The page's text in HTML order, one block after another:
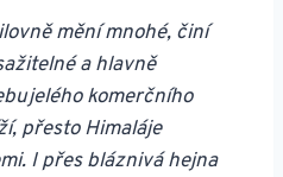
mění mnohé, činí
a hlavně
komerčního
přesto Himaláje
I přes bláznivá hejna